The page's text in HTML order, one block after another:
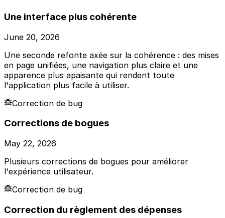
Une interface plus cohérente
June 20, 2026
Une seconde refonte axée sur la cohérence : des mises
en page unifiées, une navigation plus claire et une
apparence plus apaisante qui rendent toute
l'application plus facile à utiliser.
Correction de bug
Corrections de bogues
May 22, 2026
Plusieurs corrections de bogues pour améliorer
l'expérience utilisateur.
Correction de bug
Correction du règlement des dépenses